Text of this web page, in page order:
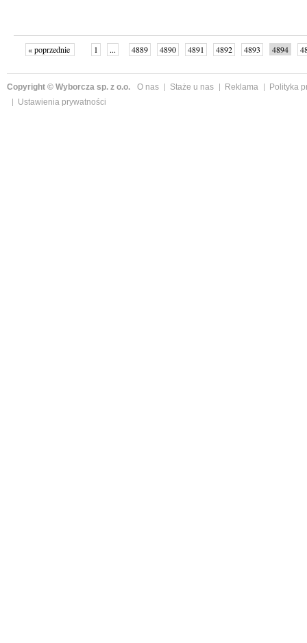
« poprzednie 1 ... 4889 4890 4891 4892 4893 4894
Copyright © Wyborcza sp. z o.o. O nas Staże u nas Reklama
Polityka
Ustawienia prywatności